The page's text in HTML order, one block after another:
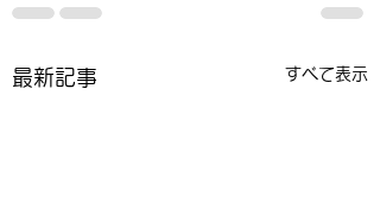
最新記事 すべて表示